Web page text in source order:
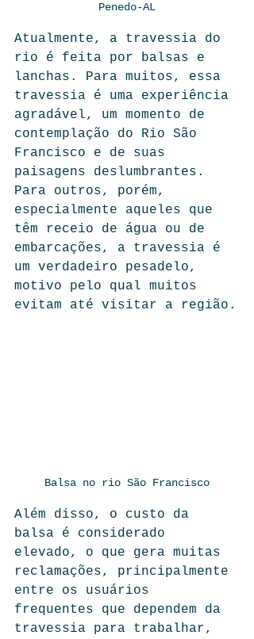
Penedo-AL
Atualmente, a travessia do
rio é feita por balsas e
lanchas. Para muitos, essa
travessia é uma experiência
agradável, um momento de
contemplação do Rio São
Francisco e de suas
paisagens deslumbrantes.
Para outros, porém,
especialmente aqueles que
têm receio de água ou de
embarcações, a travessia é
um verdadeiro pesadelo,
motivo pelo qual muitos
evitam até visitar a região.
Balsa no rio São Francisco
Além disso, o custo da
balsa é considerado
elevado, o que gera muitas
reclamações, principalmente
entre os usuários
frequentes que dependem da
travessia para trabalhar,